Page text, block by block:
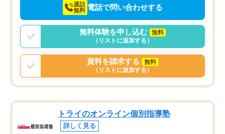
通話
無料 電話で問い合わせする
無料体験を申し込む
無料
（リストに追加する）
資料を請求する
無料
（リストに追加する）
トライのオンライン個別指導塾
詳しく見る